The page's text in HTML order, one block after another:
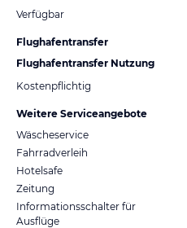
Verfügbar
Flughafentransfer
Flughafentransfer Nutzung
Kostenpflichtig
Weitere Serviceangebote
Wäscheservice
Fahrradverleih
Hotelsafe
Zeitung
Informationsschalter für
Ausflüge